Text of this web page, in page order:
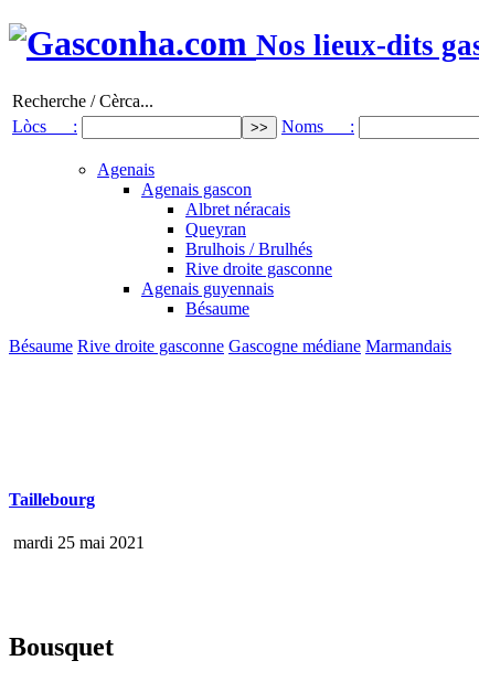
Nos lieux-dits
Recherche / Cèrca...
Lòcs :
Noms :
Agenais
Agenais gascon
Albret néracais
Queyran
Brulhois / Brulhés
Rive droite gasconne
Agenais guyennais
Bésaume
Bésaume Rive droite gasconne Gascogne médiane Marmandais
Taillebourg
mardi 25 mai 2021
Bousquet